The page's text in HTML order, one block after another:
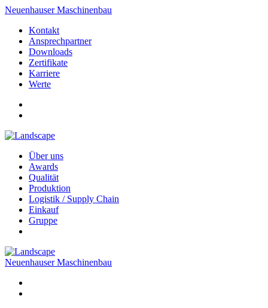
Neuenhauser Maschinenbau
Kontakt
Ansprechpartner
Downloads
Zertifikate
Karriere
Werte
Über uns
Awards
Qualität
Produktion
Logistik / Supply Chain
Einkauf
Gruppe
Neuenhauser Maschinenbau